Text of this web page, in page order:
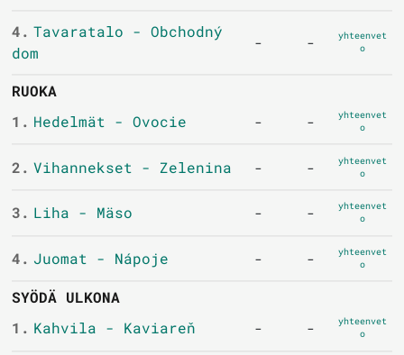
4. Tavaratalo - Obchodný
dom
- -
yhteenvet
o
RUOKA
1. Hedelmät - Ovocie - -
yhteenvet
o
2. Vihannekset - Zelenina - -
yhteenvet
o
3. Liha - Mäso - -
yhteenvet
o
4. Juomat - Nápoje - -
yhteenvet
o
SYÖDÄ ULKONA
1. Kahvila - Kaviareň - -
yhteenvet
o